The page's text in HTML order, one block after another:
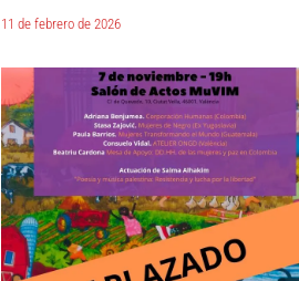
11 de febrero de 2026